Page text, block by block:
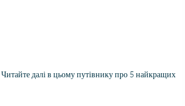
далі в цьому путівнику про 5 найкращих
Ik heb onlangs (voor het